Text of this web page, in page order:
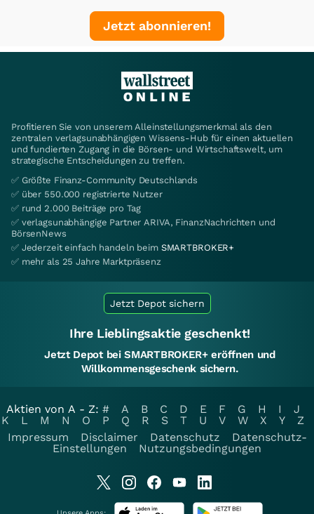
Jetzt abonnieren!
Profitieren Sie von unserem Alleinstellungsmerkmal als den
zentralen verlagsunabhängigen Wissens-Hub für einen aktuellen
und fundierten Zugang in die Börsen- und Wirtschaftswelt, um
strategische Entscheidungen zu treffen.
✅ Größte Finanz-Community Deutschlands
✅ über 550.000 registrierte Nutzer
✅ rund 2.000 Beiträge pro Tag
✅ verlagsunabhängige Partner ARIVA, FinanzNachrichten und
BörsenNews
✅ Jederzeit einfach handeln beim SMARTBROKER+
✅ mehr als 25 Jahre Marktpräsenz
Jetzt Depot sichern
Ihre Lieblingsaktie geschenkt!
Jetzt Depot bei SMARTBROKER+ eröffnen und
Willkommensgeschenk sichern.
Aktien von A - Z: # A B C D E F G H I
J
K
L M N O P Q R S T U V W X Y
Z
Impressum
Disclaimer Datenschutz
Datenschutz-
Einstellungen
Nutzungsbedingungen